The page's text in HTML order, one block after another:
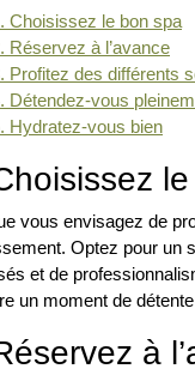
Choisissez le bon spa
Réservez à l’avance
Profitez des différents
Détendez-vous
Hydratez-vous bien
vous envisagez de
Optez pour un
et de
un moment de
à